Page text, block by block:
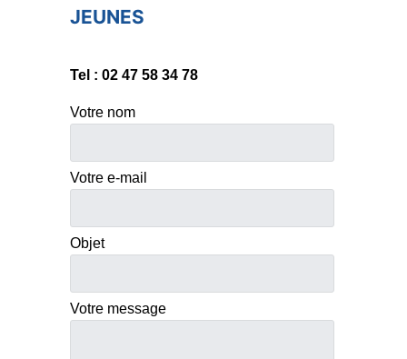
JEUNES
Tel : 02 47 58 34 78
Votre nom
Votre e-mail
Objet
Votre message